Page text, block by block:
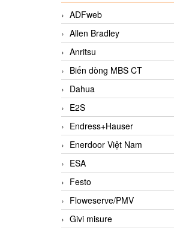
ADFweb
Allen Bradley
Anritsu
Biến dòng MBS CT
Dahua
E2S
Endress+Hauser
Enerdoor Việt Nam
ESA
Festo
Floweserve/PMV
Givi misure